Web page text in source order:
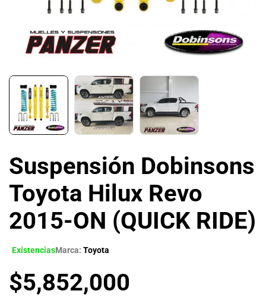
Suspensión Dobinsons
Toyota Hilux Revo
2015-ON (QUICK RIDE)
ExistenciasMarca: Toyota
$5,852,000